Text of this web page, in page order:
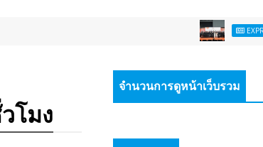
EXPRESS NEWS
โมง
จำนวนการดูหน้าเว็บรวม